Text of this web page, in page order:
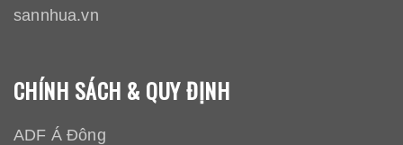
sannhua.vn
CHÍNH SÁCH & QUY ĐỊNH
ADF Á Đông